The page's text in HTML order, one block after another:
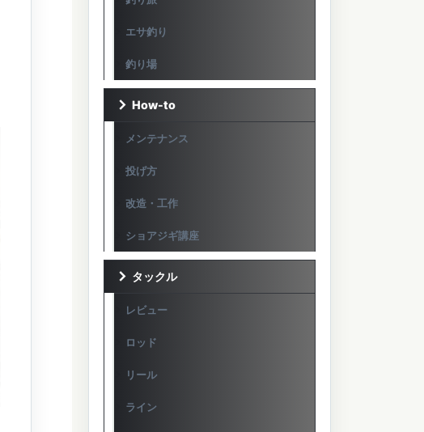
エサ釣り
釣り場
How-to
メンテナンス
投げ方
改造・工作
ショアジギ講座
タックル
レビュー
ロッド
リール
ライン